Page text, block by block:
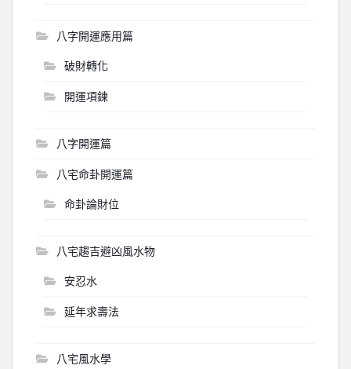
八字開運應用篇
破財轉化
開運項鍊
八字開運篇
八宅命卦開運篇
命卦論財位
八宅趨吉避凶風水物
安忍水
延年求壽法
八宅風水學